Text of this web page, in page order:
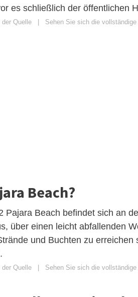
es schließlich der öffentlichen
Quelle Sehen Sie sich die
Beach?
Pajara Beach befindet sich an
über einen leicht abfallenden
und Buchten zu
Quelle Sehen Sie sich die